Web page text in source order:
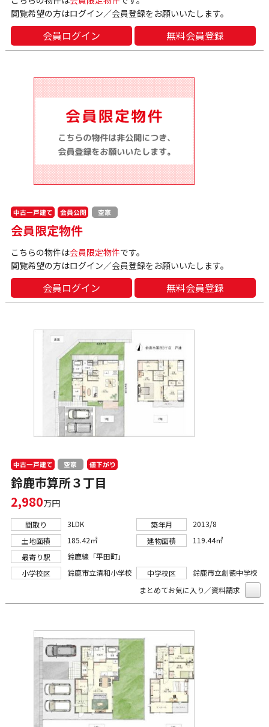
閲覧希望の方はログイン／会員登録をお願いいたします。
会員ログイン 無料会員登録
中古一戸建て 会員公開 空家
会員限定物件
こちらの物件は会員限定物件です。
閲覧希望の方はログイン／会員登録をお願いいたします。
会員ログイン 無料会員登録
中古一戸建て 空家 値下がり
鈴鹿市算所３丁目
2,980万円
間取り 3LDK 築年月
2013/8
土地面積
185.42㎡ 建物面積
119.44㎡
最寄り駅
鈴鹿線「平田町」
小学校区
鈴鹿市立清和小学校 中学校区
鈴鹿市立創徳中学校
まとめてお気に入り／資料請求